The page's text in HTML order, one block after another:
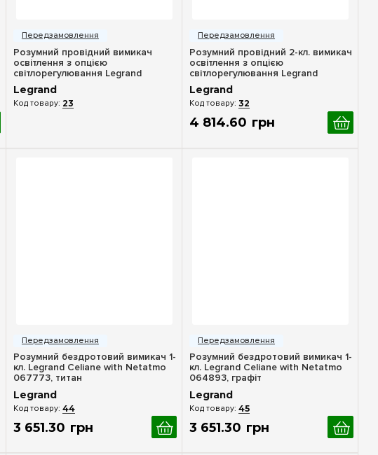
Розумний провідний вимикач
освітлення з опцією
світлорегулювання Legrand
Celiane with Netatmo 064891,
графіт
Legrand
23
Розумний провідний 2-кл. вимикач
освітлення з опцією
світлорегулювання Legrand
Celiane with Netatmo 067722,
білий
Legrand
32
4 814.60 грн
Розумний бездротовий вимикач 1-
кл. Legrand Celiane with Netatmo
067773, титан
Legrand
44
3 651.30 грн
Розумний бездротовий вимикач 1-
кл. Legrand Celiane with Netatmo
064893, графіт
Legrand
45
3 651.30 грн